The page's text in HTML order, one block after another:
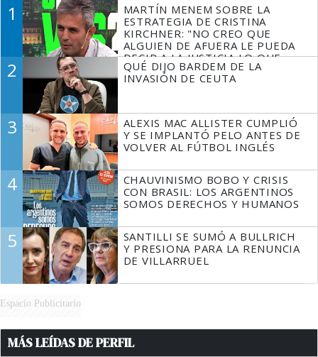
1
MARTÍN MENEM SOBRE LA
ESTRATEGIA DE CRISTINA
KIRCHNER: "NO CREO QUE
ALGUIEN DE AFUERA LE PUEDA
DECIR A LA JUSTICIA LO QUE
TIENE QUE HACER"
2
QUÉ DIJO BARDEM DE LA
INVASIÓN DE CEUTA
3
ALEXIS MAC ALLISTER CUMPLIÓ
Y SE IMPLANTÓ PELO ANTES DE
VOLVER AL FÚTBOL INGLÉS
4
CHAUVINISMO BOBO Y CRISIS
CON BRASIL: LOS ARGENTINOS
SOMOS DERECHOS Y HUMANOS
5
SANTILLI SE SUMÓ A BULLRICH
Y PRESIONA PARA LA RENUNCIA
DE VILLARRUEL
Espacio Publicitario
MÁS LEÍDAS DE PERFIL